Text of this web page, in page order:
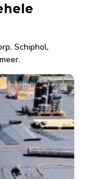
Schiphol,